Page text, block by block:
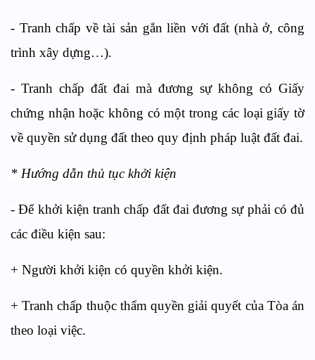
- Tranh chấp về tài sản gắn liền với đất (nhà ở, công
trình xây dựng…).
- Tranh chấp đất đai mà đương sự không có Giấy
chứng nhận hoặc không có một trong các loại giấy tờ
về quyền sử dụng đất theo quy định pháp luật đất đai.
* Hướng dẫn thủ tục khởi kiện
- Để khởi kiện tranh chấp đất đai đương sự phải có đủ
các điều kiện sau:
+ Người khởi kiện có quyền khởi kiện.
+ Tranh chấp thuộc thẩm quyền giải quyết của Tòa án
theo loại việc.